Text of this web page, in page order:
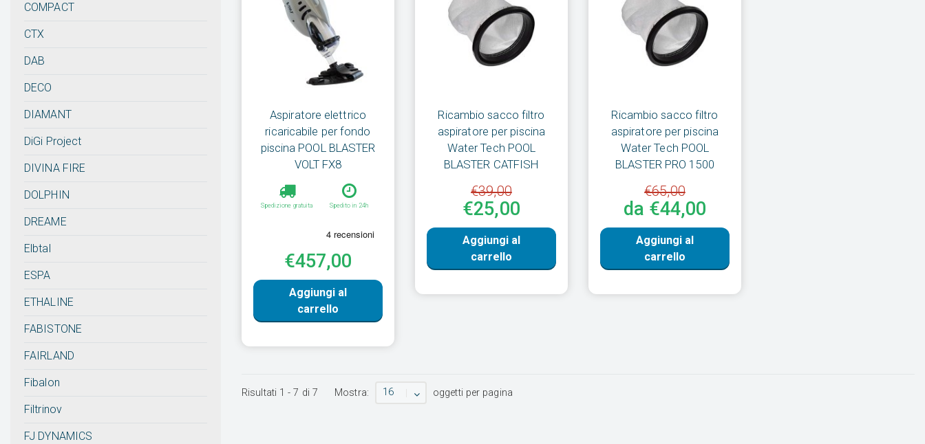
Aspiratore elettrico
ricaricabile per fondo
piscina POOL BLASTER
VOLT FX8
Spedizione gratuita Spedito in 24h
€457,00
Aggiungi al
carrello
Ricambio sacco filtro
aspiratore per piscina
Water Tech POOL
BLASTER CATFISH
€39,00
€25,00
Aggiungi al
carrello
Ricambio sacco filtro
aspiratore per piscina
Water Tech POOL
BLASTER PRO 1500
€65,00
da €44,00
Aggiungi al
carrello
Risultati 1 -7 di 7 Mostra: 16 oggetti per pagina
COMPACT
CTX
DAB
DECO
DIAMANT
DiGi Project
DIVINA FIRE
DOLPHIN
DREAME
Elbtal
ESPA
ETHALINE
FABISTONE
FAIRLAND
Fibalon
Filtrinov
FJ DYNAMICS